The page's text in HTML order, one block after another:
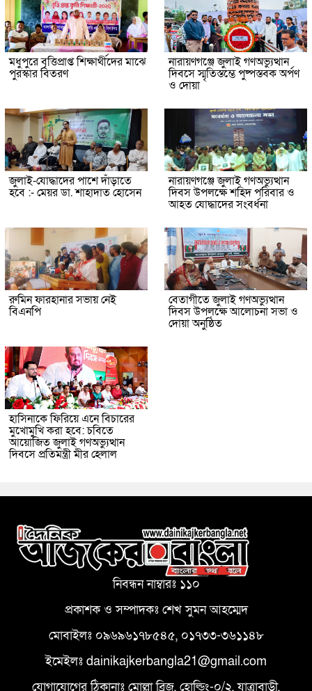
মধুপুরে বৃত্তিপ্রাপ্ত শিক্ষার্থীদের মাঝে
পুরস্কার বিতরণ
নারায়ণগঞ্জে জুলাই গণঅভ্যুত্থান
দিবসে স্মৃতিস্তম্ভে পুষ্পস্তবক অর্পণ
ও দোয়া
জুলাই-যোদ্ধাদের পাশে দাঁড়াতে
হবে :- মেয়র ডা. শাহাদাত হোসেন
নারায়ণগঞ্জে জুলাই গণঅভ্যুত্থান
দিবস উপলক্ষে শহিদ পরিবার ও
আহত যোদ্ধাদের সংবর্ধনা
রুমিন ফারহানার সভায় নেই
বিএনপি
বেতাগীতে জুলাই গণঅভ্যুত্থান
দিবস উপলক্ষে আলোচনা সভা ও
দোয়া অনুষ্ঠিত
হাসিনাকে ফিরিয়ে এনে বিচারের
মুখোমুখি করা হবে: চবিতে
আয়োজিত জুলাই গণঅভ্যুত্থান
দিবসে প্রতিমন্ত্রী মীর হেলাল
নিবন্ধন নাম্বারঃ ১১০
প্রকাশক ও সম্পাদকঃ শেখ সুমন আহম্মেদ
মোবাইলঃ ০৯৬৯৬১৭৮৫৪৫, ০১৭৩৩-৩৬১১৪৮
ইমেইলঃ dainikajkerbangla21@gmail.com
যোগাযোগের ঠিকানাঃ মোল্লা ব্রিজ, হোল্ডিং-০/২, যাত্রাবাড়ী,